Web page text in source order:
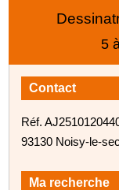
5
Contact
Réf.
93130 Noisy-le-sec
Ma recherche